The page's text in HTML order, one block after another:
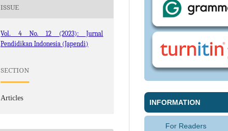
ISSUE
Vol. 4 No. 12 (2023): Jurnal
Pendidikan Indonesia (Japendi)
SECTION
Articles
INFORMATION
For Readers